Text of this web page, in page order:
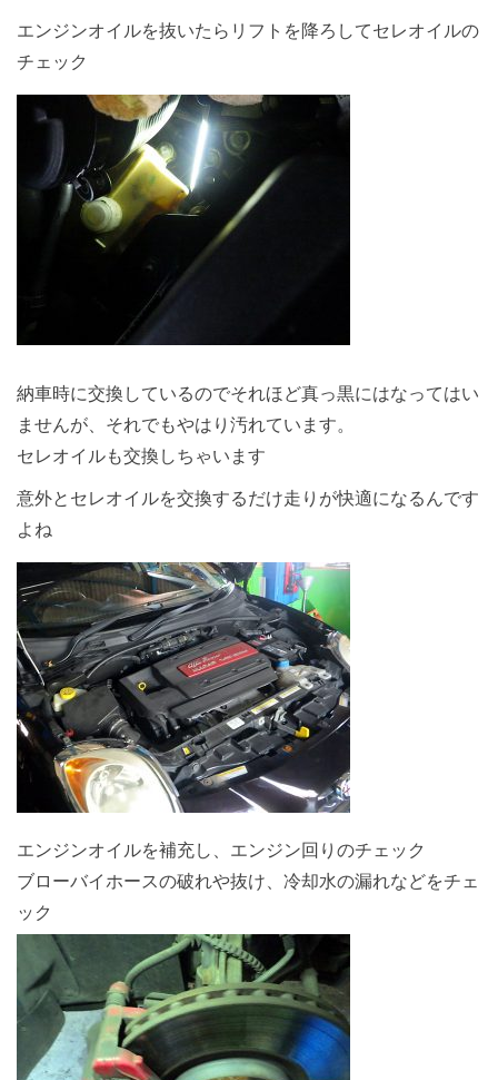
エンジンオイルを抜いたらリフトを降ろしてセレオイルの
チェック
納車時に交換しているのでそれほど真っ黒にはなってはい
ませんが、それでもやはり汚れています。
セレオイルも交換しちゃいます
意外とセレオイルを交換するだけ走りが快適になるんです
よね
エンジンオイルを補充し、エンジン回りのチェック
ブローバイホースの破れや抜け、冷却水の漏れなどをチェ
ック